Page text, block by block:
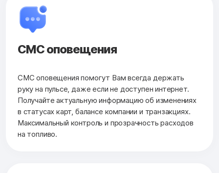
СМС оповещения
СМС оповещения помогут Вам всегда держать
руку на пульсе, даже если не доступен интернет.
Получайте актуальную информацию об изменениях
в статусах карт, балансе компании и транзакциях.
Максимальный контроль и прозрачность расходов
на топливо.